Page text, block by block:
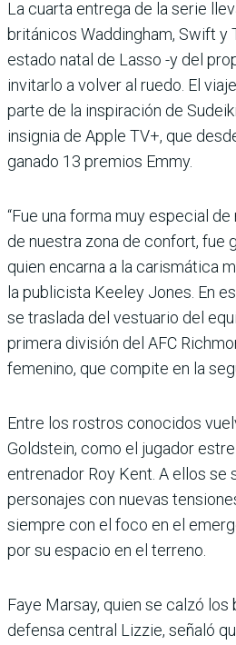
La cuarta entrega de la serie
británicos Waddingham, Swift y
estado natal de Lasso -y del
invitarlo a volver al ruedo. El
parte de la inspiración de
insignia de Apple TV+, que
ganado 13 premios Emmy.
“Fue una forma muy especial
de nuestra zona de confort, fue
quien encarna a la carismática
la publicista Keeley Jones. En
se traslada del vestuario del
primera división del AFC
femenino, que compite en la
Entre los rostros conocidos
Goldstein, como el jugador
entrenador Roy Kent. A ellos se
personajes con nuevas
siempre con el foco en el
por su espacio en el terreno.
Faye Marsay, quien se calzó
defensa central Lizzie, señaló